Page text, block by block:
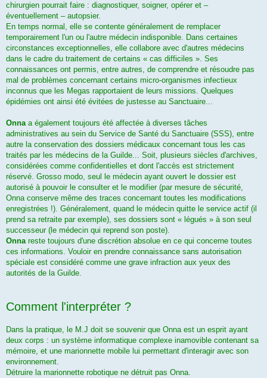
chirurgien pourrait faire : diagnostiquer, soigner, opérer et –
éventuellement – autopsier.
En temps normal, elle se contente généralement de remplacer
temporairement l'un ou l'autre médecin indisponible. Dans certaines
circonstances exceptionnelles, elle collabore avec d'autres médecins
dans le cadre du traitement de certains « cas difficiles ». Ses
connaissances ont permis, entre autres, de comprendre et résoudre pas
mal de problèmes concernant certains micro-organismes infectieux
inconnus que les Megas rapportaient de leurs missions. Quelques
épidémies ont ainsi été évitées de justesse au Sanctuaire...
Onnaa également toujours été affectée à diverses tâches
administratives au sein du Service de Santé du Sanctuaire (SSS), entre
autre la conservation des dossiers médicaux concernant tous les cas
traités par les médecins de la Guilde... Soit, plusieurs siècles d'archives,
considérées comme confidentielles et dont l'accès est strictement
réservé. Grosso modo, seul le médecin ayant ouvert le dossier est
autorisé à pouvoir le consulter et le modifier (par mesure de sécurité,
Onna conserve même des traces concernant toutes les modifications
enregistrées !). Généralement, quand le médecin quitte le service actif (il
prend sa retraite par exemple), ses dossiers sont « légués » à son seul
successeur (le médecin qui reprend son poste).
Onnareste toujours d'une discrétion absolue en ce qui concerne toutes
ces informations. Vouloir en prendre connaissance sans autorisation
spéciale est considéré comme une grave infraction aux yeux des
autorités de la Guilde.
Comment l'interpréter ?
Dans la pratique, le M.J doit se souvenir que Onna est un esprit ayant
deux corps : un système informatique complexe inamovible contenant sa
mémoire, et une marionnette mobile lui permettant d'interagir avec son
environnement.
Détruire la marionnette robotique ne détruit pas Onna.